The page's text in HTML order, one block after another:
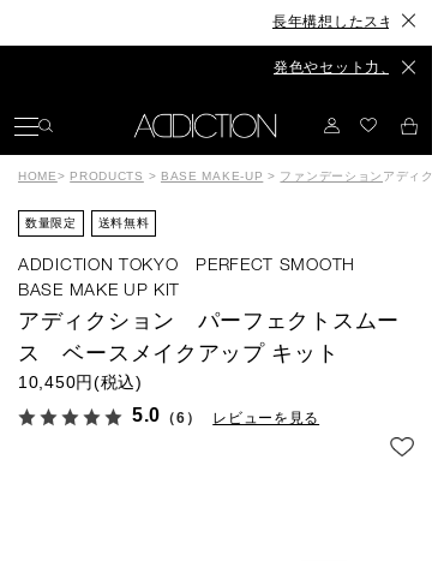
長年構想したスキンケアが、
発色やセット力、カラーもリ
HOME> PRODUCTS > BASE MAKE-UP > ファンデーション アディ
数量限定 送料無料
ADDICTION TOKYO PERFECT SMOOTH
BASE MAKE UP KIT
アディクション パーフェクトスムー
ス ベースメイクアップ キット
10,450円(税込)
5.0 （6） レビューを見る